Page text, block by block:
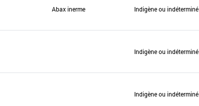
Abax inerme Indigène ou indéterminé
Indigène ou indéterminé
Indigène ou indéterminé